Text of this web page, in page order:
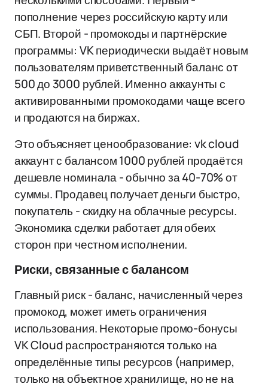
пополнение через российскую карту или
СБП. Второй - промокоды и партнёрские
программы: VK периодически выдаёт новым
пользователям приветственный баланс от
500 до 3000 рублей. Именно аккаунты с
активированными промокодами чаще всего
и продаются на биржах.
Это объясняет ценообразование: vk cloud
аккаунт с балансом 1000 рублей продаётся
дешевле номинала - обычно за 40-70% от
суммы. Продавец получает деньги быстро,
покупатель - скидку на облачные ресурсы.
Экономика сделки работает для обеих
сторон при честном исполнении.
Риски, связанные с балансом
Главный риск - баланс, начисленный через
промокод, может иметь ограничения
использования. Некоторые промо-бонусы
VK Cloud распространяются только на
определённые типы ресурсов (например,
только на объектное хранилище, но не на